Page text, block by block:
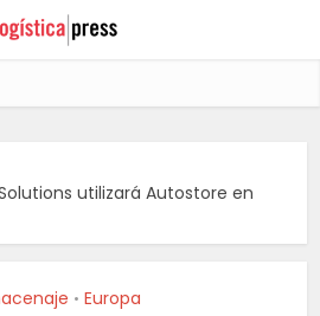
utilizará Autostore en
• Europa